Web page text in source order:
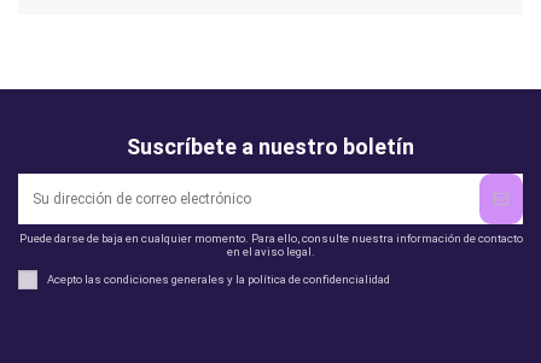
Suscríbete a nuestro boletín
Puede darse de baja en cualquier momento. Para ello, consulte nuestra información de contacto
en el aviso legal.
Acepto las condiciones generales y la política de confidencialidad